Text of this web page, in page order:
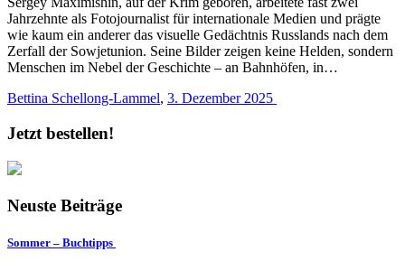
Jahrzehnte als Fotojournalist für internationale Medien und prägte
wie kaum ein anderer das visuelle Gedächtnis Russlands nach dem
Zerfall der Sowjetunion. Seine Bilder zeigen keine Helden, sondern
Menschen im Nebel der Geschichte – an Bahnhöfen, in…
Bettina Schellong-Lammel, 3. Dezember 2025
Jetzt bestellen!
Neuste Beiträge
Sommer – Buchtipps